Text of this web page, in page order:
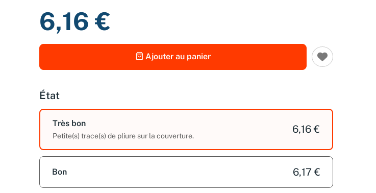
6,16 €
Ajouter au panier
État
Très bon
Petite(s) trace(s) de pliure sur la couverture.
6,16 €
Bon 6,17 €